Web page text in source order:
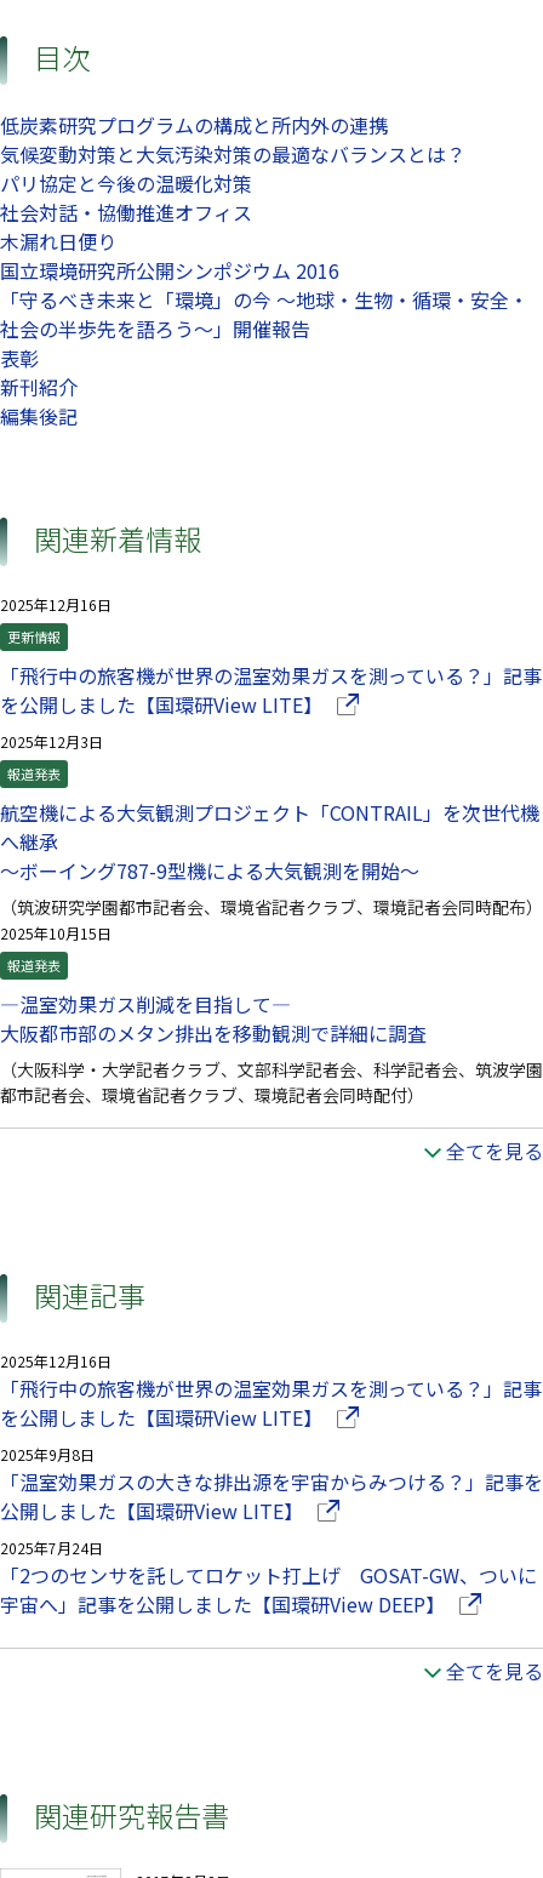
目次
低炭素研究プログラムの構成と所内外の連携
気候変動対策と大気汚染対策の最適なバランスとは？
パリ協定と今後の温暖化対策
社会対話・協働推進オフィス
木漏れ日便り
国立環境研究所公開シンポジウム 2016
「守るべき未来と「環境」の今 ～地球・生物・循環・安全・
社会の半歩先を語ろう～」開催報告
表彰
新刊紹介
編集後記
関連新着情報
2025年12月16日
更新情報
「飛行中の旅客機が世界の温室効果ガスを測っている？」記事
を公開しました【国環研View LITE】
（別ウインドウで開きま
2025年12月3日
報道発表
航空機による大気観測プロジェクト「CONTRAIL」を次世代機
へ継承
～ボーイング787-9型機による大気観測を開始～
（筑波研究学園都市記者会、環境省記者クラブ、環境記者会同時配布）
2025年10月15日
報道発表
—温室効果ガス削減を目指して—
大阪都市部のメタン排出を移動観測で詳細に調査
（大阪科学・大学記者クラブ、文部科学記者会、科学記者会、筑波学園
都市記者会、環境省記者クラブ、環境記者会同時配付）
全てを見る
関連記事
2025年12月16日
「飛行中の旅客機が世界の温室効果ガスを測っている？」記事
を公開しました【国環研View LITE】
（別ウインドウで開きま
2025年9月8日
「温室効果ガスの大きな排出源を宇宙からみつける？」記事を
公開しました【国環研View LITE】
（別ウインドウで開きます
2025年7月24日
「2つのセンサを託してロケット打上げ GOSAT-GW、ついに
宇宙へ」記事を公開しました【国環研View DEEP】
（別ウイ
全てを見る
関連研究報告書